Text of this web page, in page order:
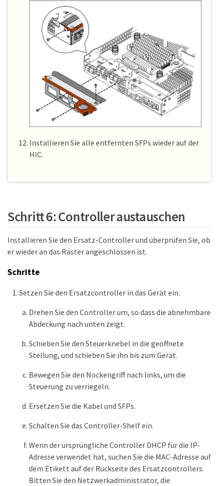
Installieren Sie alle entfernten SFPs wieder auf der
HIC.
Schritt 6: Controller austauschen
Installieren Sie den Ersatz-Controller und überprüfen Sie, ob
er wieder an das Raster angeschlossen ist.
Schritte
Setzen Sie den Ersatzcontroller in das Gerät ein.
Drehen Sie den Controller um, so dass die abnehmbare
Abdeckung nach unten zeigt.
Schieben Sie den Steuerknebel in die geöffnete
Stellung, und schieben Sie ihn bis zum Gerät.
Bewegen Sie den Nockengriff nach links, um die
Steuerung zu verriegeln.
Ersetzen Sie die Kabel und SFPs.
Schalten Sie das Controller-Shelf ein.
Wenn der ursprüngliche Controller DHCP für die IP-
Adresse verwendet hat, suchen Sie die MAC-Adresse auf
dem Etikett auf der Rückseite des Ersatzcontrollers.
Bitten Sie den Netzwerkadministrator, die